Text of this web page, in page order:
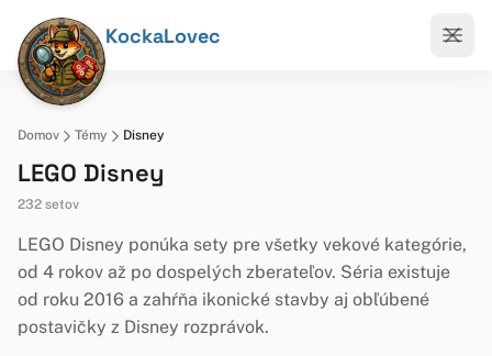
KockaLovec
Domov Témy Disney
LEGO Disney
232 setov
LEGO Disney ponúka sety pre všetky vekové kategórie,
od 4 rokov až po dospelých zberateľov. Séria existuje
od roku 2016 a zahŕňa ikonické stavby aj obľúbené
postavičky z Disney rozprávok.